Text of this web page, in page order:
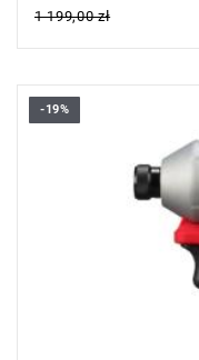
1 199,00 zł
Bardzo wydajna,
bezszczotkowym,
-19%